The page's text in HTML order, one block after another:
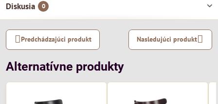
Diskusia 0
Predchádzajúci produkt Nasledujúci produkt
Alternatívne produkty